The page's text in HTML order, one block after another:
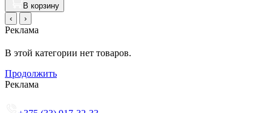
В корзину
‹
›
Реклама
В этой категории нет товаров.
Продолжить
Реклама